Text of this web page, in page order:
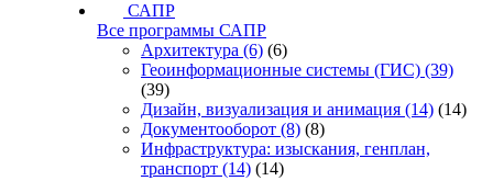
САПР
Все программы САПР
Архитектура (6) (6)
Геоинформационные системы (ГИС) (39)
(39)
Дизайн, визуализация и анимация (14) (14)
Документооборот (8) (8)
Инфраструктура: изыскания, генплан,
транспорт (14) (14)